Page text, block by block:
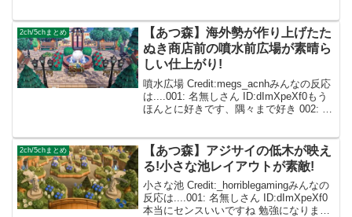
2ch/5chまとめ
【あつ森】海外勢が作り上げたた
ぬき商店前の噴水前広場が素晴ら
しい仕上がり!
噴水広場 Credit:megs_acnhみんなの反応
は....001: 名無しさん ID:dImXpeXf0もう
ほんとに好きです、隅々まで好き 002: 名
2ch/5chまとめ
【あつ森】アジサイの低木が映え
る!小さな池レイアウトが素敵!
小さな池 Credit:_horriblegamingみんなの
反応は....001: 名無しさん ID:dImXpeXf0
本当にセンスいいですね 勉強になりまし